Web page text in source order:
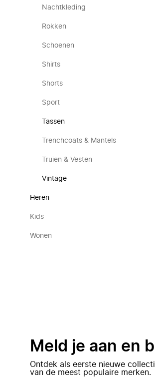
Nachtkleding
Rokken
Schoenen
Shirts
Shorts
Sport
Tassen
Trenchcoats & Mantels
Truien & Vesten
Vintage
Heren
Kids
Wonen
Meld je aan en
Ontdek als eerste nieuwe
van de meest populaire merken.